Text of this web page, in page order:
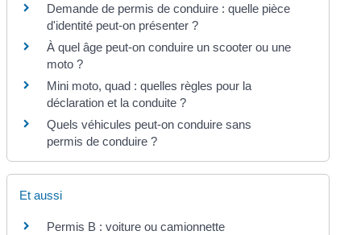
Demande de permis de conduire : quelle pièce
d'identité peut-on présenter ?
À quel âge peut-on conduire un scooter ou une
moto ?
Mini moto, quad : quelles règles pour la
déclaration et la conduite ?
Quels véhicules peut-on conduire sans
permis de conduire ?
Et aussi
Permis B : voiture ou camionnette